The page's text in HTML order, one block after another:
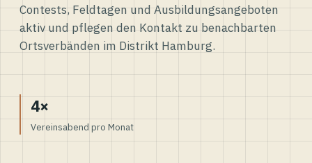
Contests, Feldtagen und Ausbildungsangeboten
aktiv und pflegen den Kontakt zu benachbarten
Ortsverbänden im Distrikt Hamburg.
4×
Vereinsabend pro Monat